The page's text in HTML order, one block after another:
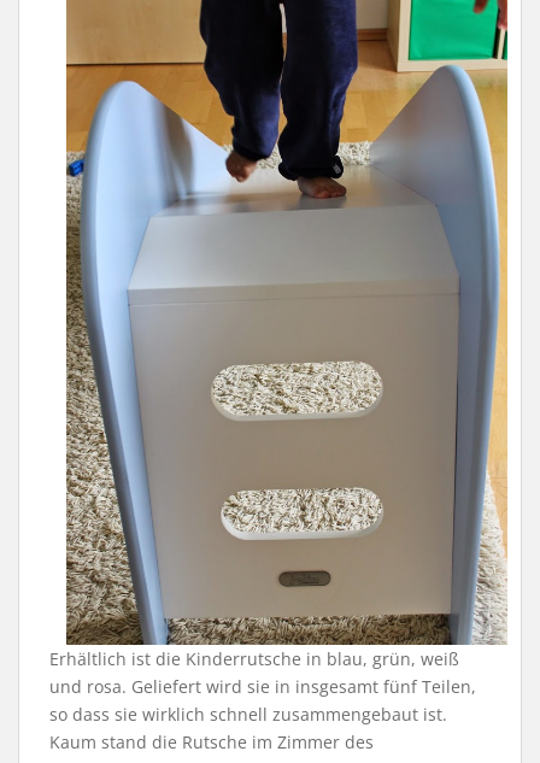
Erhältlich ist die Kinderrutsche in blau, grün, weiß
und rosa. Geliefert wird sie in insgesamt fünf Teilen,
so dass sie wirklich schnell zusammengebaut ist.
Kaum stand die Rutsche im Zimmer des